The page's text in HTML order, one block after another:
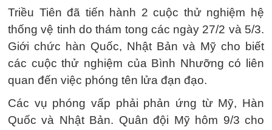
Triều Tiên đã tiến hành 2 cuộc thử nghiệm hệ
thống vệ tinh do thám tong các ngày 27/2 và 5/3.
Giới chức hàn Quốc, Nhật Bản và Mỹ cho biết
các cuộc thử nghiệm của Bình Nhưỡng có liên
quan đến việc phóng tên lửa đạn đạo.
Các vụ phóng vấp phải phản ứng từ Mỹ, Hàn
Quốc và Nhật Bản. Quân đội Mỹ hôm 9/3 cho